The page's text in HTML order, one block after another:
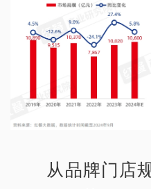
从品牌门店规